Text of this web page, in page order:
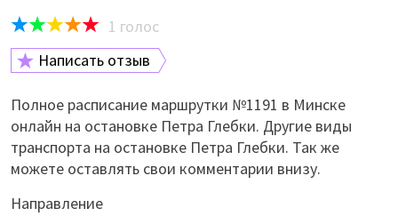
1 голос
Написать отзыв
Полное расписание маршрутки №1191 в Минске
онлайн на остановке Петра Глебки. Другие виды
транспорта на остановке Петра Глебки. Так же
можете оставлять свои комментарии внизу.
Направление